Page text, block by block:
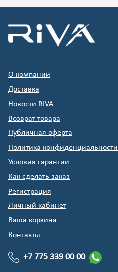
О компании
Доставка
Новости RIVA
Возврат товара
Публичная оферта
Политика конфиденциальности
Условия гарантии
Как сделать заказ
Регистрация
Личный кабинет
Ваша корзина
Контакты
+7 775 339 00 00